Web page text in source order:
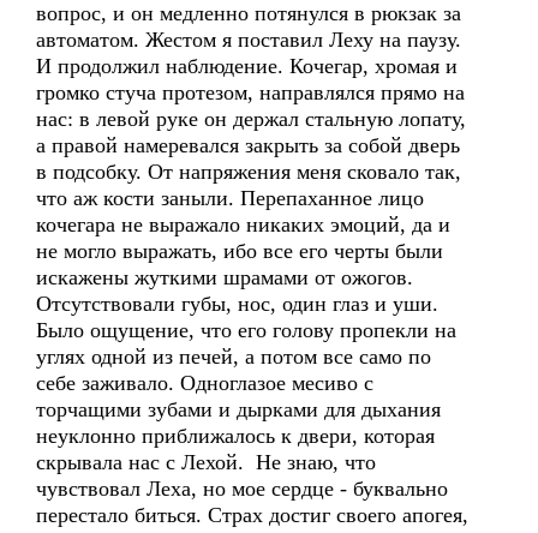
вопрос, и он медленно потянулся в рюкзак за
автоматом. Жестом я поставил Леху на паузу.
И продолжил наблюдение. Кочегар, хромая и
громко стуча протезом, направлялся прямо на
нас: в левой руке он держал стальную лопату,
а правой намеревался закрыть за собой дверь
в подсобку. От напряжения меня сковало так,
что аж кости заныли. Перепаханное лицо
кочегара не выражало никаких эмоций, да и
не могло выражать, ибо все его черты были
искажены жуткими шрамами от ожогов.
Отсутствовали губы, нос, один глаз и уши.
Было ощущение, что его голову пропекли на
углях одной из печей, а потом все само по
себе заживало. Одноглазое месиво с
торчащими зубами и дырками для дыхания
неуклонно приближалось к двери, которая
скрывала нас с Лехой. Не знаю, что
чувствовал Леха, но мое сердце - буквально
перестало биться. Страх достиг своего апогея,